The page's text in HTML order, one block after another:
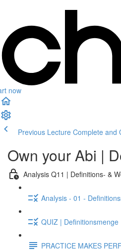
now
Previous Lecture Complete and
Own your Abi |
Analysis Q11 | Definitions- &
Analysis - 01 -
QUIZ | Definitionsmenge
PRACTICE MAKES